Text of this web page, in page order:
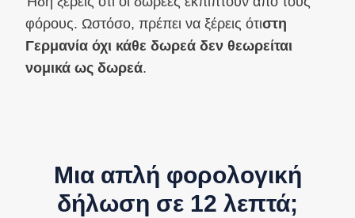
φόρους. Ωστόσο, πρέπει να ξέρεις ότιστη
Γερμανία όχι κάθε δωρεά δεν θεωρείται
νομικά ως δωρεά.
Μια απλή φορολογική
δήλωση σε 12 λεπτά;